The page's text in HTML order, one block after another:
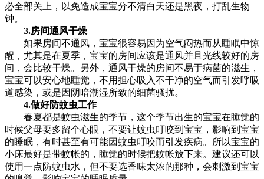
必全部关上，以免造成宝宝分不清白天还是黑夜，打乱生物
钟。
3.房间通风干燥
如果房间不通风，宝宝很容易因为空气闷热而从睡眠中惊
醒，尤其是在夏季，宝宝的房间应该是通风并且光线较好的房
间，会比较干燥。另外，通风干燥的房间不易于病菌的滋生，
宝宝可以安心地睡觉，不用担心吸入不干净的空气而引发呼吸
道感染，或是因阴暗潮湿所致的细菌骚扰。
4.做好防蚊虫工作
春夏都是蚊虫滋生的季节，这个季节出生的宝宝在睡觉的
时候父母要多留个心眼，不要让蚊虫叮咬到宝宝，影响到宝宝
的睡眠，有时甚至有可能因蚊虫叮咬而引发疾病。所以宝宝的
小床最好是带蚊帐的，睡觉的时候把蚊帐放下来。建议还可以
使用一点防蚊虫水，但不要选香味太浓的那种，会刺激到宝宝